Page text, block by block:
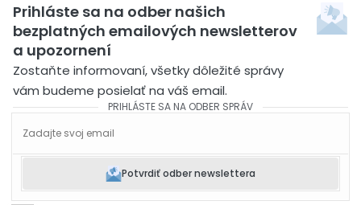
Prihláste sa na odber našich
bezplatných emailových newsletterov
a upozornení
Zostaňte informovaní, všetky dôležité správy
vám budeme posielať na váš email.
PRIHLÁSTE SA NA ODBER SPRÁV
Potvrdiť odber newslettera